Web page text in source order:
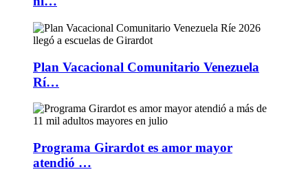
Plan Vacacional Comunitario Venezuela
Rí…
Programa Girardot es amor mayor
atendió …